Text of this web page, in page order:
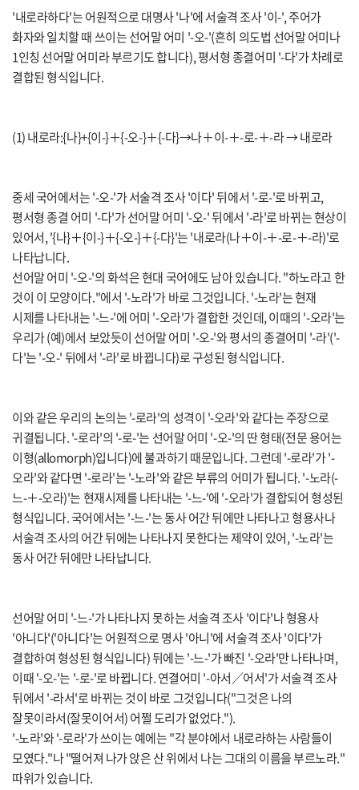
'내로라하다'는 어원적으로 대명사 '나'에 서술격 조사 '이-', 주어가
화자와 일치할 때 쓰이는 선어말 어미 '-오-'(흔히 의도법 선어말 어미나
1인칭 선어말 어미라 부르기도 합니다), 평서형 종결어미 '-다'가 차례로
결합된 형식입니다.
(1) 내로라:{나}+{이-}＋{-오-}＋{-다}→나＋이-＋-로-＋-라 → 내로라
중세 국어에서는 '-오-'가 서술격 조사 '이다' 뒤에서 '-로-'로 바뀌고,
평서형 종결 어미 '-다'가 선어말 어미 '-오-' 뒤에서 '-라'로 바뀌는 현상이
있어서, '{나}＋{이-}＋{-오-}＋{-다}'는 '내로라(나＋이-＋-로-＋-라)'로
나타납니다.
선어말 어미 '-오-'의 화석은 현대 국어에도 남아 있습니다. "하노라고 한
것이 이 모양이다."에서 '-노라'가 바로 그것입니다. '-노라'는 현재
시제를 나타내는 '-느-'에 어미 '-오라'가 결합한 것인데, 이때의 '-오라'는
우리가 (예)에서 보았듯이 선어말 어미 '-오-'와 평서의 종결어미 '-라'('-
다'는 '-오-' 뒤에서 '-라'로 바뀝니다)로 구성된 형식입니다.
이와 같은 우리의 논의는 '-로라'의 성격이 '-오라'와 같다는 주장으로
귀결됩니다. '-로라'의 '-로-'는 선어말 어미 '-오-'의 딴 형태(전문 용어는
이형(allomorph)입니다)에 불과하기 때문입니다. 그런데 '-로라'가 '-
오라'와 같다면 '-로라'는 '-노라'와 같은 부류의 어미가 됩니다. '-노라(-
느-＋-오라)'는 현재시제를 나타내는 '-느-'에 '-오라'가 결합되어 형성된
형식입니다. 국어에서는 '-느-'는 동사 어간 뒤에만 나타나고 형용사나
서술격 조사의 어간 뒤에는 나타나지 못한다는 제약이 있어, '-노라'는
동사 어간 뒤에만 나타납니다.
선어말 어미 '-느-'가 나타나지 못하는 서술격 조사 '이다'나 형용사
'아니다'('아니다'는 어원적으로 명사 '아니'에 서술격 조사 '이다'가
결합하여 형성된 형식입니다) 뒤에는 '-느-'가 빠진 '-오라'만 나타나며,
이때 '-오-'는 '-로-'로 바뀝니다. 연결어미 '-아서／어서'가 서술격 조사
뒤에서 '-라서'로 바뀌는 것이 바로 그것입니다("그것은 나의
잘못이라서(잘못이어서) 어쩔 도리가 없었다.").
'-노라'와 '-로라'가 쓰이는 예에는 "각 분야에서 내로라하는 사람들이
모였다."나 "떨어져 나가 앉은 산 위에서 나는 그대의 이름을 부르노라."
따위가 있습니다.